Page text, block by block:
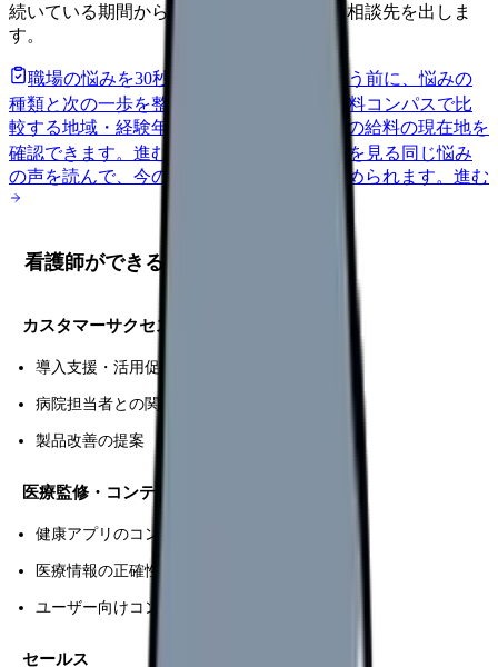
続いている期間から、次に見るべき記事と相談先を出しま
す。
職場の悩みを30秒で診断
辞めるべきか迷う前に、悩みの
種類と次の一歩を整理します。
給料コンパスで比
較する地域・経験年数・施設形態から、今の給料の現在地を
確認できます。 進む 匿名掲示板で本音を見る 同じ悩み
の声を読んで、今の職場だけの問題か確かめられます。 進む
看護師ができる職種
カスタマーサクセス
導入支援・活用促進
病院担当者との関係構築
製品改善の提案
医療監修・コンテンツ
健康アプリのコンテンツ作成
医療情報の正確性チェック
ユーザー向けコンテンツ
セールス